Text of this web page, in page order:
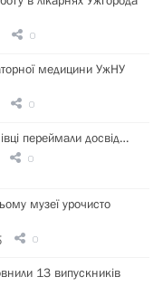
0
медицини УжНУ
0
переймали досвід…
0
музеї урочисто
0
13 випускників